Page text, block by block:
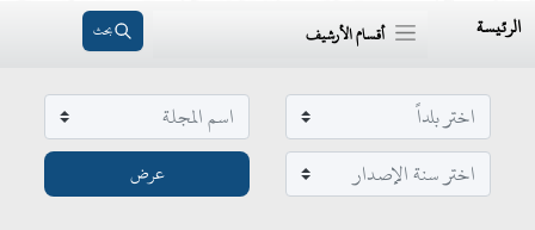
الرئيسة أقسام الأرشيف بحث